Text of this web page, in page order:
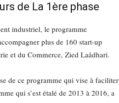
de La 1ère phase
industriel, le programme
plus de 160 start-up
et du Commerce, Zied Laâdhari.
de ce programme qui vise à faciliter
qui s’est étalé de 2013 à 2016, a